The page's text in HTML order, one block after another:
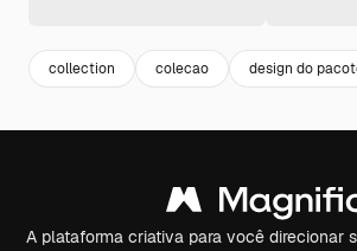
collection colecao design do
A plataforma criativa para você direcionar